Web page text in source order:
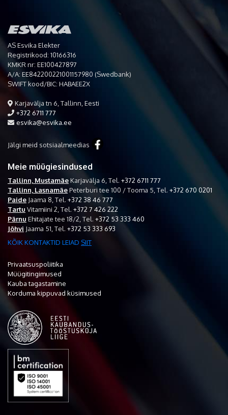
AS Esvika Elekter
Registrikood: 10166316
KMKR nr: EE100427897
A/A: EE842200221001157980 (Swedbank)
SWIFT kood/BIC: HABAEE2X
Karjavälja tn 6, Tallinn, Eesti
+372 6711 777
esvika@esvika.ee
Jälgi meid sotsiaalmeedias
Meie müügiesindused
Tallinn, MustamäeKarjavälja 6, Tel. +372 6711 777
Tallinn, LasnamäePeterburi tee 100 / Tooma 5, Tel. +372 670 0201
Paide Jaama 8, Tel. +372 38 46 777
Tartu Vitamiini 2, Tel. +372 7 426 222
Pärnu Ehitajate tee 18/2, Tel. +372 53 333 460
Jõhvi Jaama 51, Tel. +372 53 333 693
KÕIK KONTAKTID LEIAD SIIT
Privaatsuspoliitika
Müügitingimused
Kauba tagastamine
Korduma kippuvad küsimused